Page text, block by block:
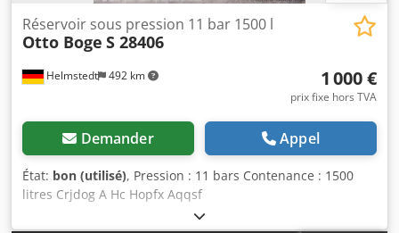
Helmstedt 492 km
Réservoir sous pression 11 bar 1500 l
Otto Boge S 28406
1 000 €
prix fixe hors TVA
Demander Appel
État: bon (utilisé), Pression : 11 bars Contenance : 1500
litres Crjdog A Hc Hopfx Aqqsf